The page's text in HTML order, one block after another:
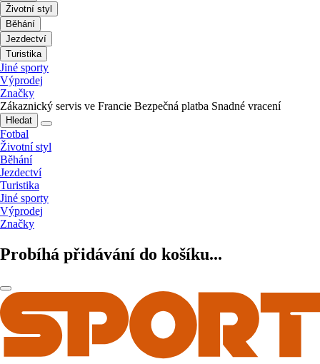
Životní styl
Běhání
Jezdectví
Turistika
Jiné sporty
Výprodej
Značky
Zákaznický servis ve Francie Bezpečná platba Snadné vracení
Hledat
Fotbal
Životní styl
Běhání
Jezdectví
Turistika
Jiné sporty
Výprodej
Značky
Probíhá přidávání do košíku...